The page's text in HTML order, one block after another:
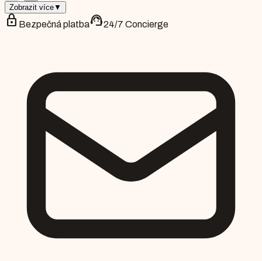
Zobrazit více▼
lock Bezpečná platbasupport_agent24/7 Concierge